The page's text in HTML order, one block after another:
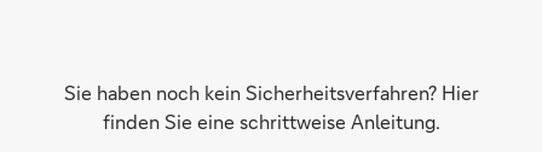
Sie haben noch kein Sicherheitsverfahren? Hier
finden Sie eine schrittweise Anleitung.